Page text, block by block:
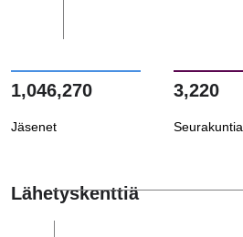
1,046,270
Jäsenet
3,220
Seurakuntia
Lähetyskenttiä